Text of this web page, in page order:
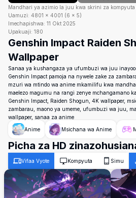
Mandhari ya azimio la juu kwa skrini za kompyuta
Uamuzi: 4801 × 4001 (6 × 5)
Imechapishwa: 11 Okt 2025
Upakuaji: 180
Genshin Impact Raiden
Wallpaper
Sanaa ya kushangaza ya ufumbuzi wa juu
Genshin Impact pamoja na nywele zake za
mzuri wa mtindo wa anime mkamilifu kwa
maelezo magumu na rangi zenye mchangamano
Genshin Impact, Raiden Shogun, 4K wallpaper,
zambarau, maono ya umeme, ufumbuzi wa juu,
wallpaper, sanaa za anime
Anime
Msichana wa Anime
Picha za HD
Vifaa Vyote Kompyuta Simu